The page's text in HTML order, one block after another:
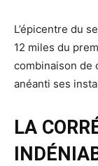
L’épicentre du
12 miles du
combinaison de
anéanti ses
LA